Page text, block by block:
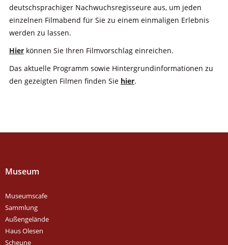
deutschsprachiger Nachwuchsregisseure aus, um jeden
einzelnen Filmabend für Sie zu einem einmaligen Erlebnis
werden zu lassen.
Hierkönnen Sie Ihren Filmvorschlag einreichen.
Das aktuelle Programm sowie Hintergrundinformationen zu
den gezeigten Filmen finden Sie hier.
Museum
Museumscafe
Sammlung
Außengelände
Haus Olesen
Scheune